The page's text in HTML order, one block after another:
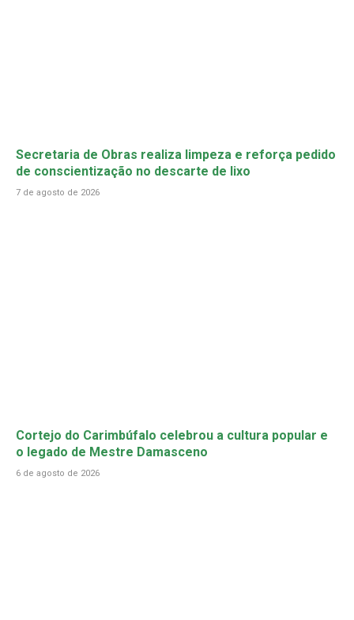
Secretaria de Obras realiza limpeza e reforça pedido
de conscientização no descarte de lixo
7 de agosto de 2026
Cortejo do Carimbúfalo celebrou a cultura popular e
o legado de Mestre Damasceno
6 de agosto de 2026